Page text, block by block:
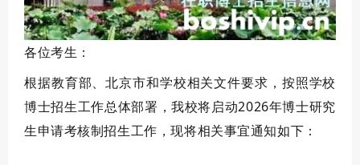
各位考生：
根据教育部、北京市和学校相关文件要求，按照学校
博士招生工作总体部署，我校将启动2026年博士研究
生申请考核制招生工作，现将相关事宜通知如下：